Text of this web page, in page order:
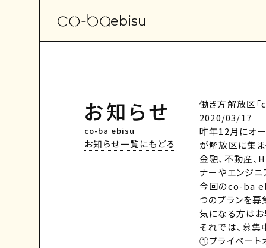
ebisu
お知らせ
co-ba ebisu
お知らせ一覧にもどる
働き方解放区
2020/03/17
昨年12月にオ
が解放区に集ま
金融、不動産、
ナーやエンジニ
今回のco-ba
つのプランを募
気になる方は
それでは、募集
①プライベート